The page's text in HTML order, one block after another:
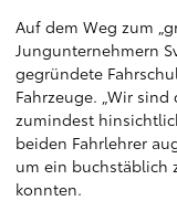
Auf dem Weg zum
Jungunternehmern
gegründete
Fahrzeuge. „Wir
zumindest
beiden Fahrlehrer
um ein buchstäblich
konnten.